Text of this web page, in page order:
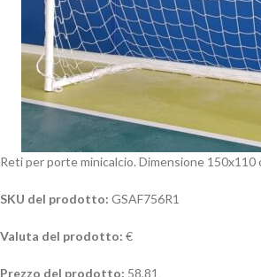
Reti per porte minicalcio. Dimensione 150x110
SKU del prodotto: GSAF756R1
Valuta del prodotto: €
Prezzo del prodotto: 58,81